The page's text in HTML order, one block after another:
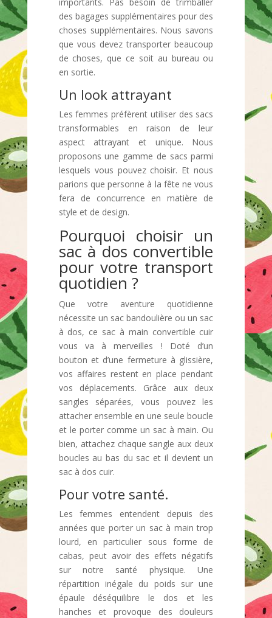
des bagages supplémentaires pour des
choses supplémentaires. Nous savons
que vous devez transporter beaucoup
de choses, que ce soit au bureau ou
en sortie.
Un look attrayant
Les femmes préfèrent utiliser des sacs
transformables en raison de leur
aspect attrayant et unique. Nous
proposons une gamme de sacs parmi
lesquels vous pouvez choisir. Et nous
parions que personne à la fête ne vous
fera de concurrence en matière de
style et de design.
Pourquoi choisir un
sac à dos convertible
pour votre transport
quotidien ?
Que votre aventure quotidienne
nécessite un sac bandoulière ou un sac
à dos, ce sac à main convertible cuir
vous va à merveilles ! Doté d’un
bouton et d’une fermeture à glissière,
vos affaires restent en place pendant
vos déplacements. Grâce aux deux
sangles séparées, vous pouvez les
attacher ensemble en une seule boucle
et le porter comme un sac à main. Ou
bien, attachez chaque sangle aux deux
boucles au bas du sac et il devient un
sac à dos cuir.
Pour votre santé.
Les femmes entendent depuis des
années que porter un sac à main trop
lourd, en particulier sous forme de
cabas, peut avoir des effets négatifs
sur notre santé physique. Une
répartition inégale du poids sur une
épaule déséquilibre le dos et les
hanches et provoque des douleurs